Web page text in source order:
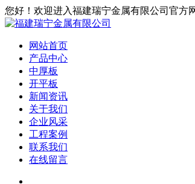
您好！欢迎进入福建瑞宁金属有限公司官方
网站首页
产品中心
中厚板
开平板
新闻资讯
关于我们
企业风采
工程案例
联系我们
在线留言